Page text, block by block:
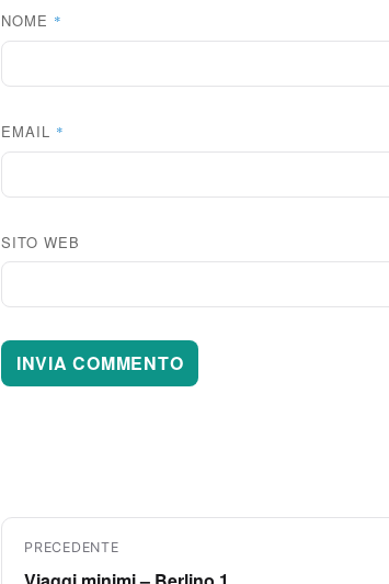
NOME *
EMAIL *
SITO WEB
Navigazione
PRECEDENTE